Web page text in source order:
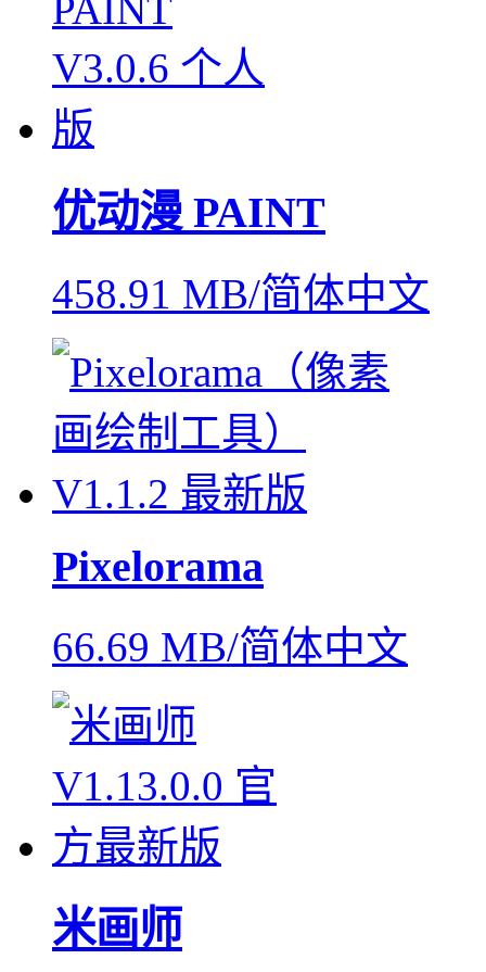
优动漫 PAINT
458.91 MB/简体中文
Pixelorama
66.69 MB/简体中文
米画师